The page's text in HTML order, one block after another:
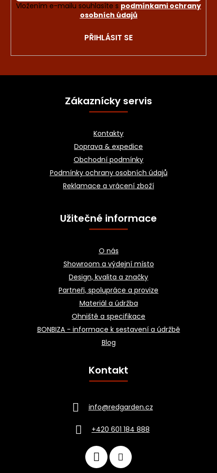
Vložením e-mailu souhlasíte s podmínkami ochrany
osobních údajů
PŘIHLÁSIT SE
Zákaznícky servis
Kontakty
Doprava & expedice
Obchodní podmínky
Podmínky ochrany osobních údajů
Reklamace a vrácení zboží
Užitečné informace
O nás
Showroom a výdejní místo
Design, kvalita a značky
Partneři, spolupráce a provize
Materiál a údržba
Ohniště a specifikace
BONBIZA - informace k sestavení a údržbě
Blog
Kontakt
info@redgarden.cz
+420 601 184 888